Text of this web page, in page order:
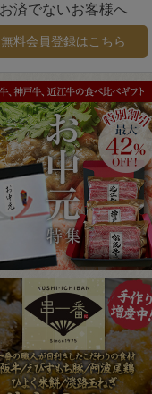
お済でないお客様へ
無料会員登録はこちら